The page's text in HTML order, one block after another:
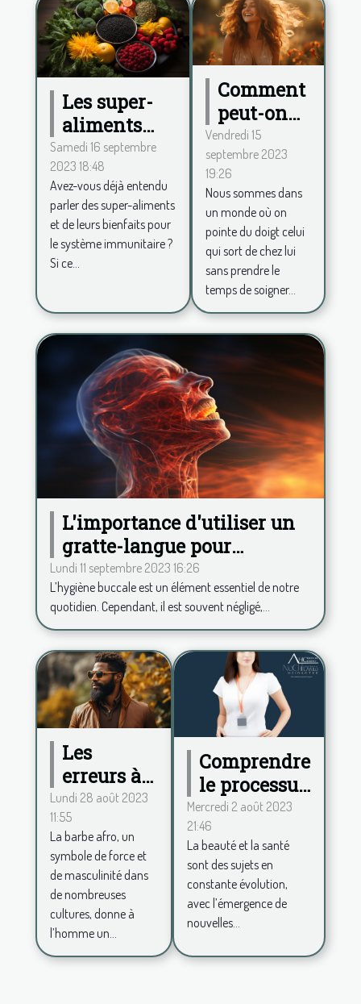
Les super-
aliments
pour
renforcer le
système
immunitaire
Samedi 16 septembre
2023 18:48
Avez-vous déjà entendu
parler des super-aliments
et de leurs bienfaits pour
le système immunitaire ?
Si ce...
Comment
peut-on
procéder
pour se
sentir
belle au
quotidien
et avoir
plus de
confiance
en soi ?
Vendredi 15
septembre 2023
19:26
Nous sommes dans
un monde où on
pointe du doigt celui
qui sort de chez lui
sans prendre le
temps de soigner...
L'importance d'utiliser un
gratte-langue pour
maintenir une haleine
fraîche
Lundi 11 septembre 2023 16:26
L’hygiène buccale est un élément essentiel de notre
quotidien. Cependant, il est souvent négligé,...
Les
erreurs à
éviter lors
de
l'entretien
d'une
barbe afro
pour
toujours
rester chic
Lundi 28 août 2023
11:55
La barbe afro, un
symbole de force et
de masculinité dans
de nombreuses
cultures, donne à
l’homme un...
Comprendre
le processus
de la
cryolipolyse
avec le Dr.
Karine
Atienza
Mercredi 2 août 2023
21:46
La beauté et la santé
sont des sujets en
constante évolution,
avec l’émergence de
nouvelles...